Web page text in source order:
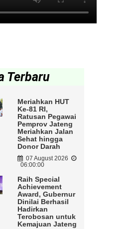
Terbaru
Meriahkan HUT
Ke-81 RI,
Ratusan Pegawai
Pemprov Jateng
Meriahkan Jalan
Sehat hingga
Donor Darah
07 August 2026
06:00:00
Raih Special
Achievement
Award, Gubernur
Dinilai Berhasil
Hadirkan
Terobosan untuk
Kemajuan Jateng